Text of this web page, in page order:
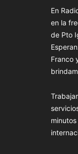
En
en la
de Pto
Franco